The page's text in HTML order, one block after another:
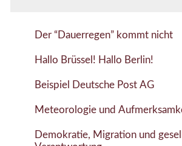
Der “Dauerregen” kommt nicht
Hallo Brüssel! Hallo Berlin!
Beispiel Deutsche Post AG
Meteorologie und
Demokratie, Migration und